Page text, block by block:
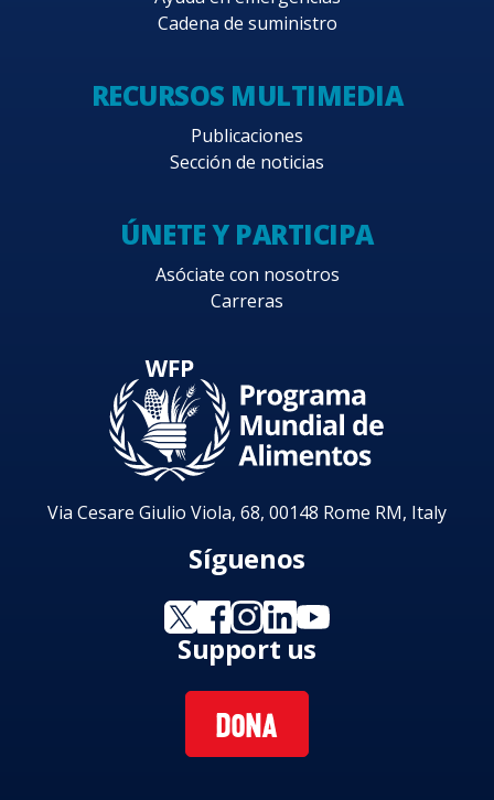
Cadena de suministro
RECURSOS MULTIMEDIA
Publicaciones
Sección de noticias
ÚNETE Y PARTICIPA
Asóciate con nosotros
Carreras
Via Cesare Giulio Viola, 68, 00148 Rome RM, Italy
Síguenos
Support us
DONA